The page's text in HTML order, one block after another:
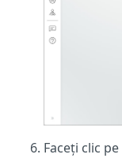
Faceți clic pe